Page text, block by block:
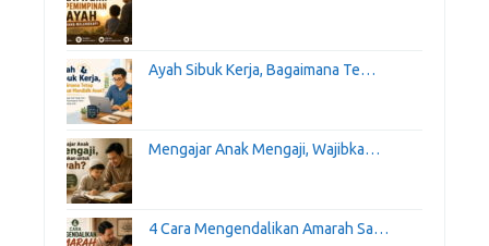
Ayah Sibuk Kerja, Bagaimana Te…
Mengajar Anak Mengaji, Wajibka…
4 Cara Mengendalikan Amarah Sa…